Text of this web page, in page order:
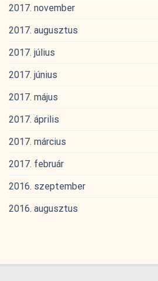
2017. november
2017. augusztus
2017. július
2017. június
2017. május
2017. április
2017. március
2017. február
2016. szeptember
2016. augusztus